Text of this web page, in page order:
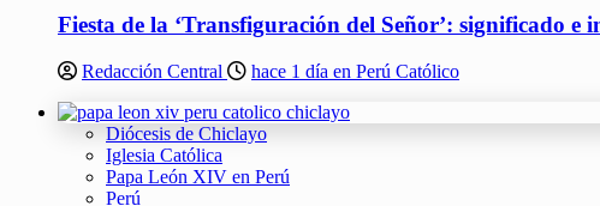
Fiesta de la ‘Transfiguración del Señor’: significado e
Redacción Central hace 1 día en Perú Católico
Diócesis de Chiclayo
Iglesia Católica
Papa León XIV en Perú
Perú